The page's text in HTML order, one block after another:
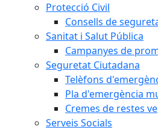
Protecció Civil
Consells de
Sanitat i Salut Pública
Campanyes de
Seguretat Ciutadana
Telèfons
Pla d'emergència
Cremes de restes
Serveis Socials